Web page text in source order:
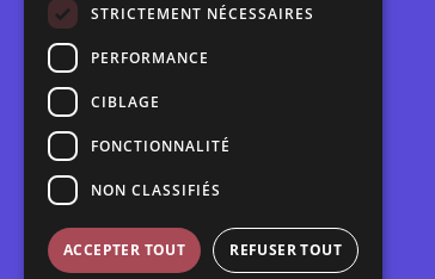
La Barcarolle
Établissement Public de
Coopération Culturelle
spectacle vivant Audomarois
STRICTEMENT NÉCESSAIRES
PERFORMANCE
CIBLAGE
FONCTIONNALITÉ
NON CLASSIFIÉS
ACCEPTER TOUT REFUSER TOUT